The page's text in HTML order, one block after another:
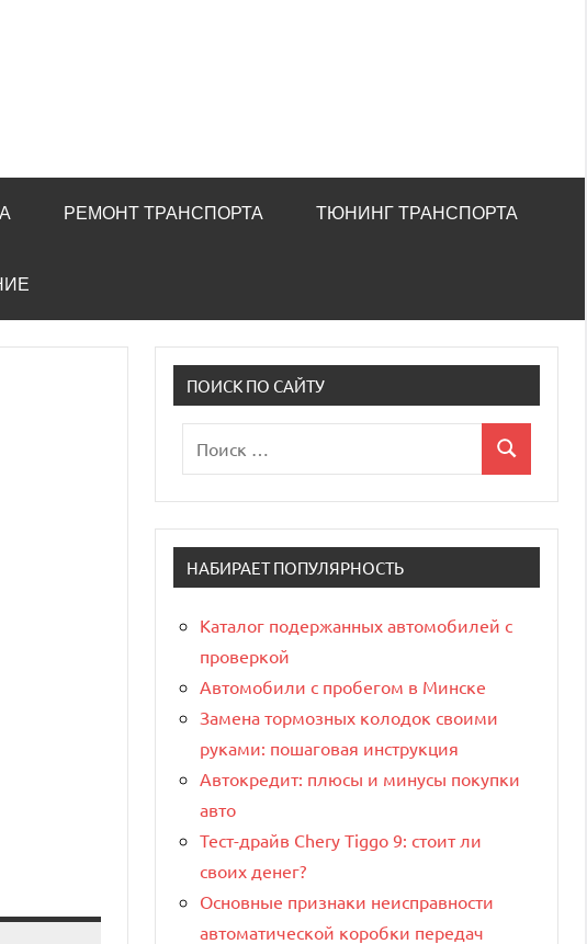
РЕМОНТ ТРАНСПОРТА ТЮНИНГ ТРАНСПОРТА
ПОИСК ПО САЙТУ
для:
Поиск
НАБИРАЕТ ПОПУЛЯРНОСТЬ
Каталог подержанных автомобилей с
проверкой
Автомобили с пробегом в Минске
Замена тормозных колодок своими
руками: пошаговая инструкция
Автокредит: плюсы и минусы покупки
авто
Тест-драйв Chery Tiggo 9: стоит ли
своих денег?
Основные признаки неисправности
автоматической коробки передач